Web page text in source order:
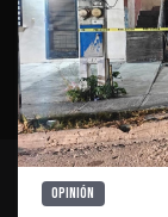
Opinión